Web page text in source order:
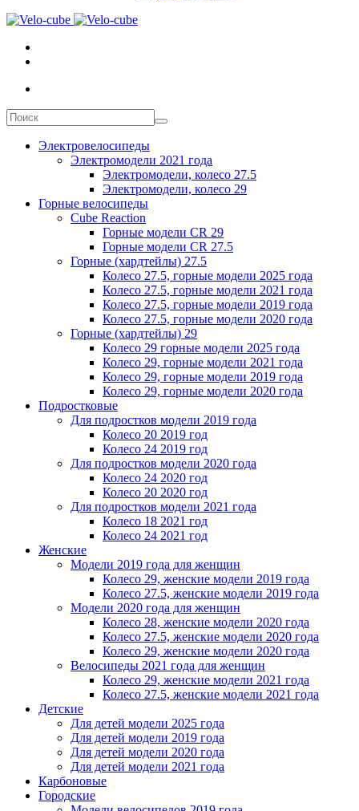
Электровелосипеды
Электромодели 2021 года
Электромодели, колесо 27.5
Электромодели, колесо 29
Горные велосипеды
Cube Reaction
Горные модели CR 29
Горные модели CR 27.5
Горные (хардтейлы) 27.5
Колесо 27.5, горные модели 2025 года
Колесо 27.5, горные модели 2021 года
Колесо 27.5, горные модели 2019 года
Колесо 27.5, горные модели 2020 года
Горные (хардтейлы) 29
Колесо 29 горные модели 2025 года
Колесо 29, горные модели 2021 года
Колесо 29, горные модели 2019 года
Колесо 29, горные модели 2020 года
Подростковые
Для подростков модели 2019 года
Колесо 20 2019 год
Колесо 24 2019 год
Для подростков модели 2020 года
Колесо 24 2020 год
Колесо 20 2020 год
Для подростков модели 2021 года
Колесо 18 2021 год
Колесо 24 2021 год
Женскиe
Модели 2019 года для женщин
Колесо 29, женские модели 2019 года
Колесо 27.5, женские модели 2019 года
Модели 2020 года для женщин
Колесо 28, женские модели 2020 года
Колесо 27.5, женские модели 2020 года
Колесо 29, женские модели 2020 года
Велосипеды 2021 года для женщин
Колесо 29, женские модели 2021 года
Колесо 27.5, женские модели 2021 года
Детские
Для детей модели 2025 года
Для детей модели 2019 года
Для детей модели 2020 года
Для детей модели 2021 года
Карбоновые
Городские